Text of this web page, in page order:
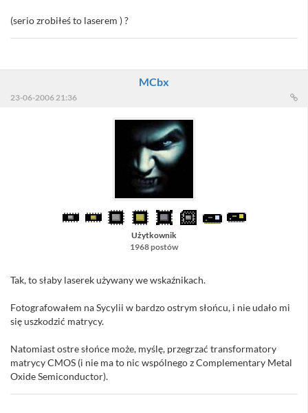
(serio zrobiłeś to laserem ) ?
MCbx
23-06-2006 21:36
Użytkownik
1968 postów
Tak, to słaby laserek używany we wskaźnikach.
Fotografowałem na Sycylii w bardzo ostrym słońcu, i nie udało mi
się uszkodzić matrycy.
Natomiast ostre słońce może, myślę, przegrzać transformatory
matrycy CMOS (i nie ma to nic wspólnego z Complementary Metal
Oxide Semiconductor).